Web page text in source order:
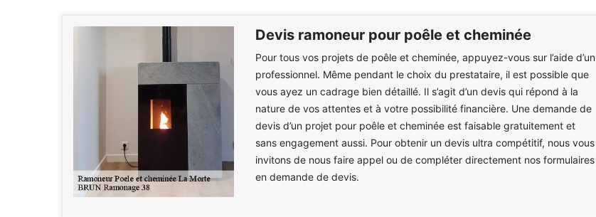
Devis ramoneur pour poêle et cheminée
Pour tous vos projets de poêle et cheminée, appuyez-vous sur l’aide d’un
professionnel. Même pendant le choix du prestataire, il est possible que
vous ayez un cadrage bien détaillé. Il s’agit d’un devis qui répond à la
nature de vos attentes et à votre possibilité financière. Une demande de
devis d’un projet pour poêle et cheminée est faisable gratuitement et
sans engagement aussi. Pour obtenir un devis ultra compétitif, nous vous
invitons de nous faire appel ou de compléter directement nos formulaires
en demande de devis.